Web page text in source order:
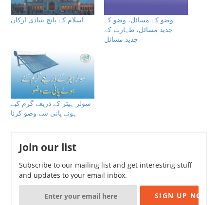
اسلام كے پانچ بنيادى اركان
وضو کے مسائل، وضو کے
جدید مسائل، طہارت کے
جدید مسائل
سولر ہیٹر کے ذریعے گرم کیے
ہوئے پانی سے وضو کرنا
Join our list
Subscribe to our mailing list and get interesting stuff
and updates to your email inbox.